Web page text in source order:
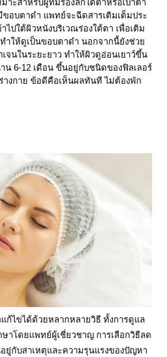
าะสำหรับผู้ที่มีร่องลึกใต้ตาหรือเบ้าตา
ขอบตาดำ แพทย์จะฉีดสารเติมเต็มประ
ไปใต้ผิวหนังบริเวณร่องใต้ตา เพื่อเติม
ำให้ดูเป็นขอบตาดำ นอกจากนี้ยังช่วย
จนในระยะยาว ทำให้ผิวดูอ่อนเยาว์ขึ้น
น 6-12 เดือน ขึ้นอยู่กับชนิดของฟิลเลอร์
างกาย ข้อดีคือเห็นผลทันที ไม่ต้องพัก
ก้ไขได้ด้วยหลากหลายวิธี ทั้งการดูแล
ษาโดยแพทย์ผู้เชี่ยวชาญ การเลือกวิธีลด
ยู่กับสาเหตุและความรุนแรงของปัญหา